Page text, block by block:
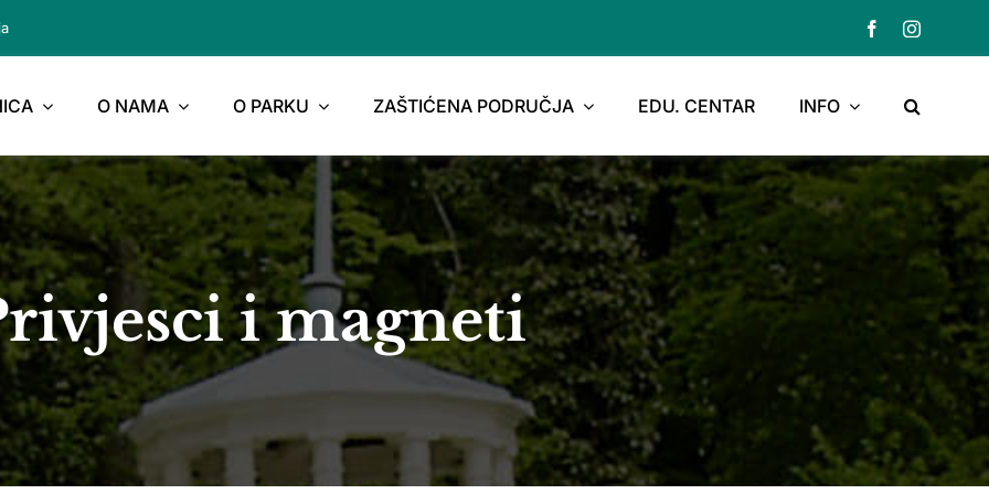
O NAMA O PARKU ZAŠTIĆENA PODRUČJA EDU. CENTAR INFO
i magneti